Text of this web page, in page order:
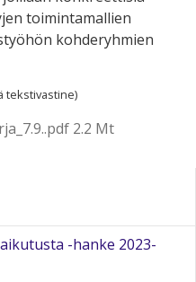
toimintamallien
kohderyhmien
tekstivastine)
2.2 Mt
-hanke 2023-